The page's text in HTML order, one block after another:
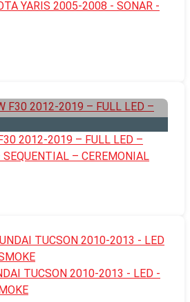
YARIS 2005-2008 - SONAR -
2012-2019 – FULL LED –
– CEREMONIAL
TUCSON 2010-2013 - LED -